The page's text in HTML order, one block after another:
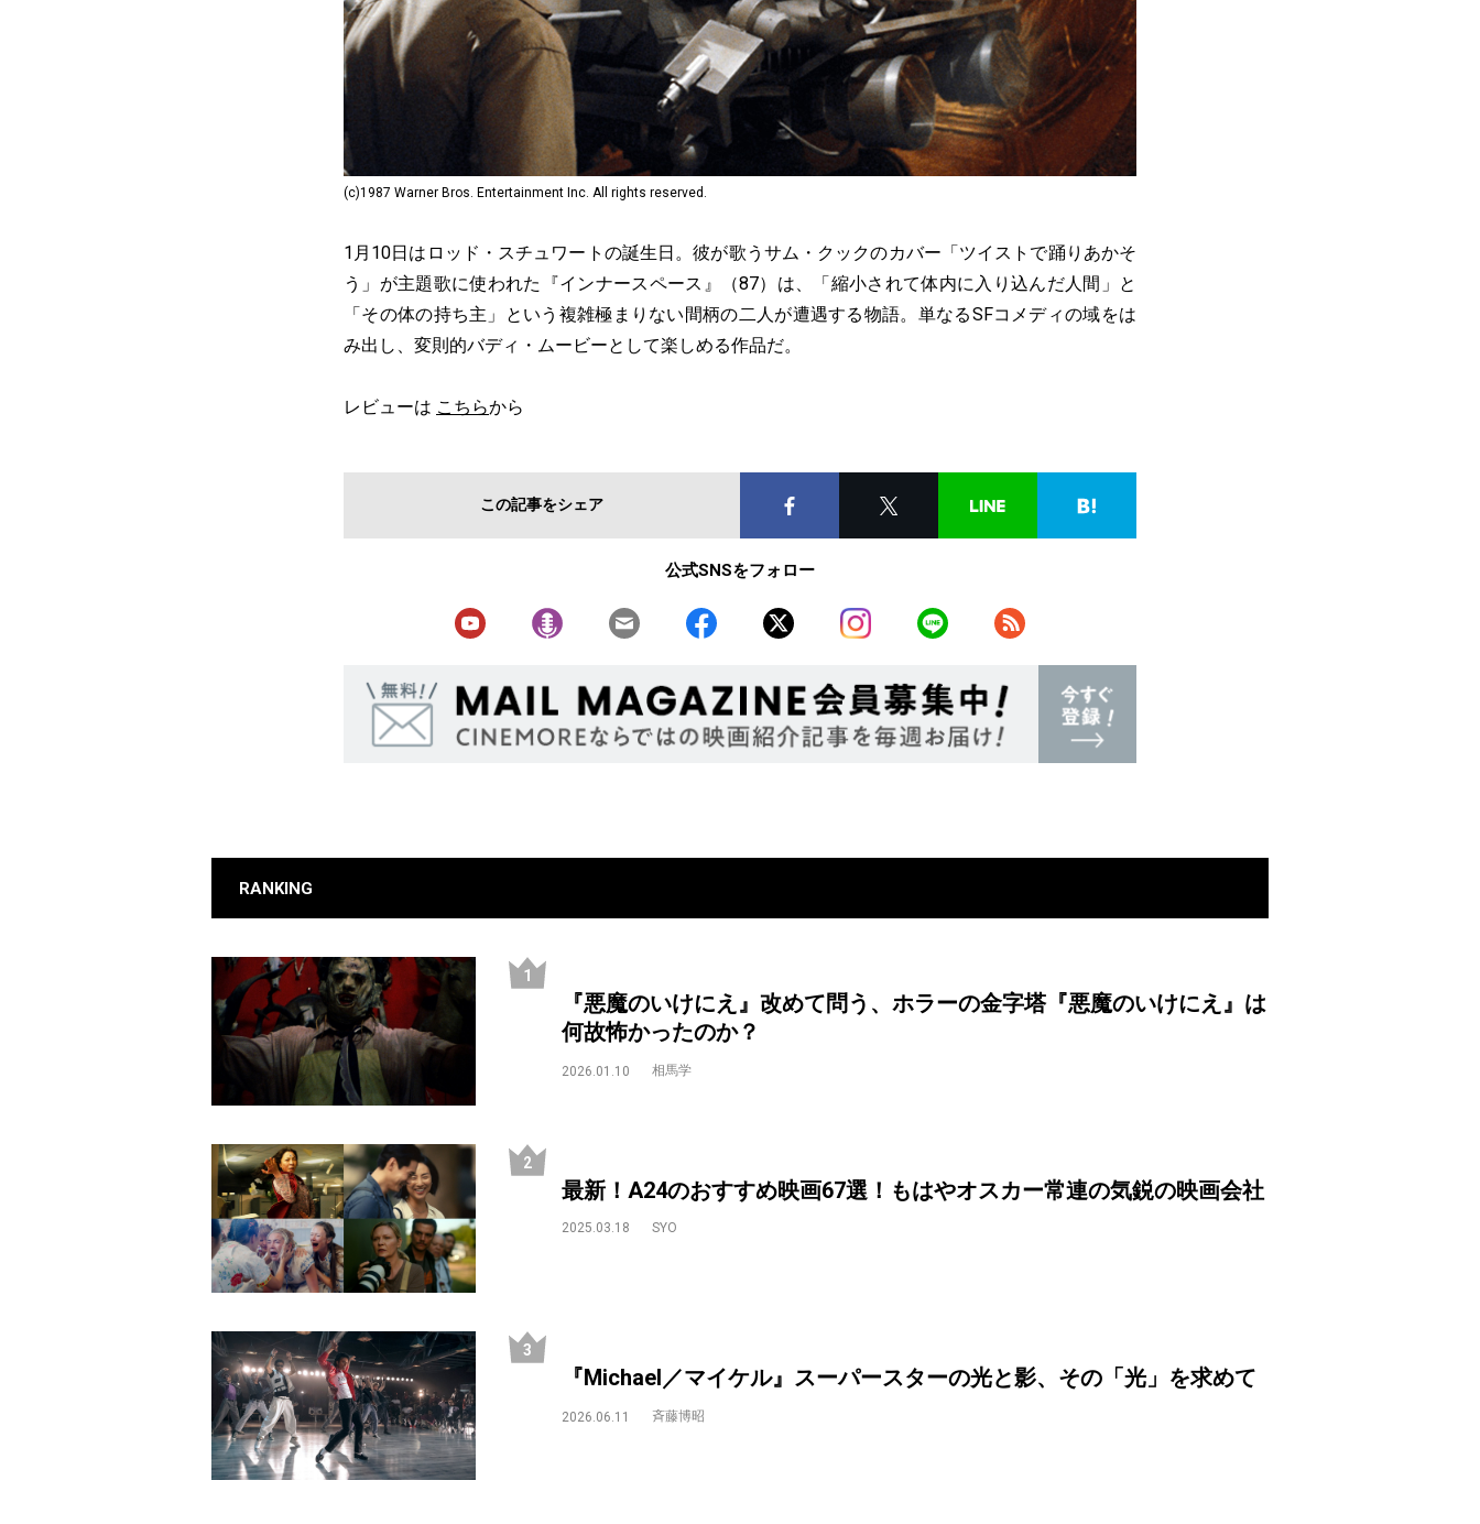
(c)1987 Warner Bros. Entertainment Inc. All rights reserved.
1月10日はロッド・スチュワートの誕生日。彼が歌うサム・クックのカバー「ツイストで踊りあかそ
う」が主題歌に使われた『インナースペース』（87）は、「縮小されて体内に入り込んだ人間」と
「その体の持ち主」という複雑極まりない間柄の二人が遭遇する物語。単なるSFコメディの域をは
み出し、変則的バディ・ムービーとして楽しめる作品だ。
レビューは こちらから
この記事をシェア
公式SNSをフォロー
RANKING
『悪魔のいけにえ』改めて問う、ホラーの金字塔『悪魔のいけにえ』は
何故怖かったのか？
2026.01.10 相馬学
最新！A24のおすすめ映画67選！もはやオスカー常連の気鋭の映画会社
2025.03.18 SYO
『Michael／マイケル』スーパースターの光と影、その「光」を求めて
2026.06.11 斉藤博昭